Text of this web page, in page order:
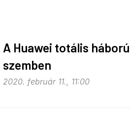
A Huawei totális
szemben
2020. február 11., 11:00